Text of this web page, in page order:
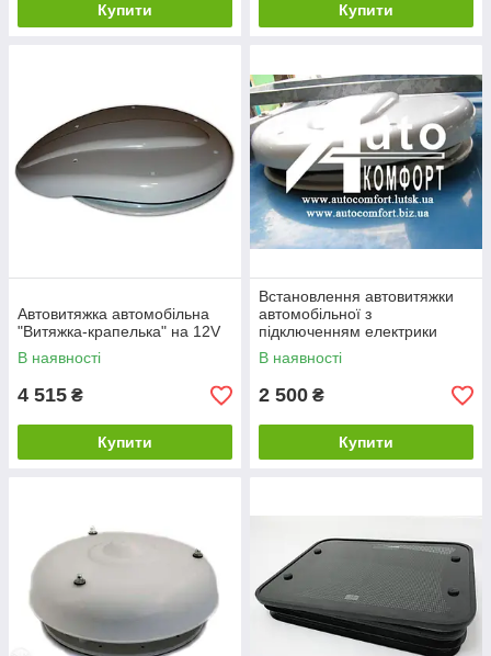
Купити Купити
Автовитяжка автомобільна
"Витяжка-крапелька" на 12V
В наявності
4 515 ₴
Купити
Встановлення автовитяжки
автомобільної з
підключенням електрики
В наявності
2 500 ₴
Купити